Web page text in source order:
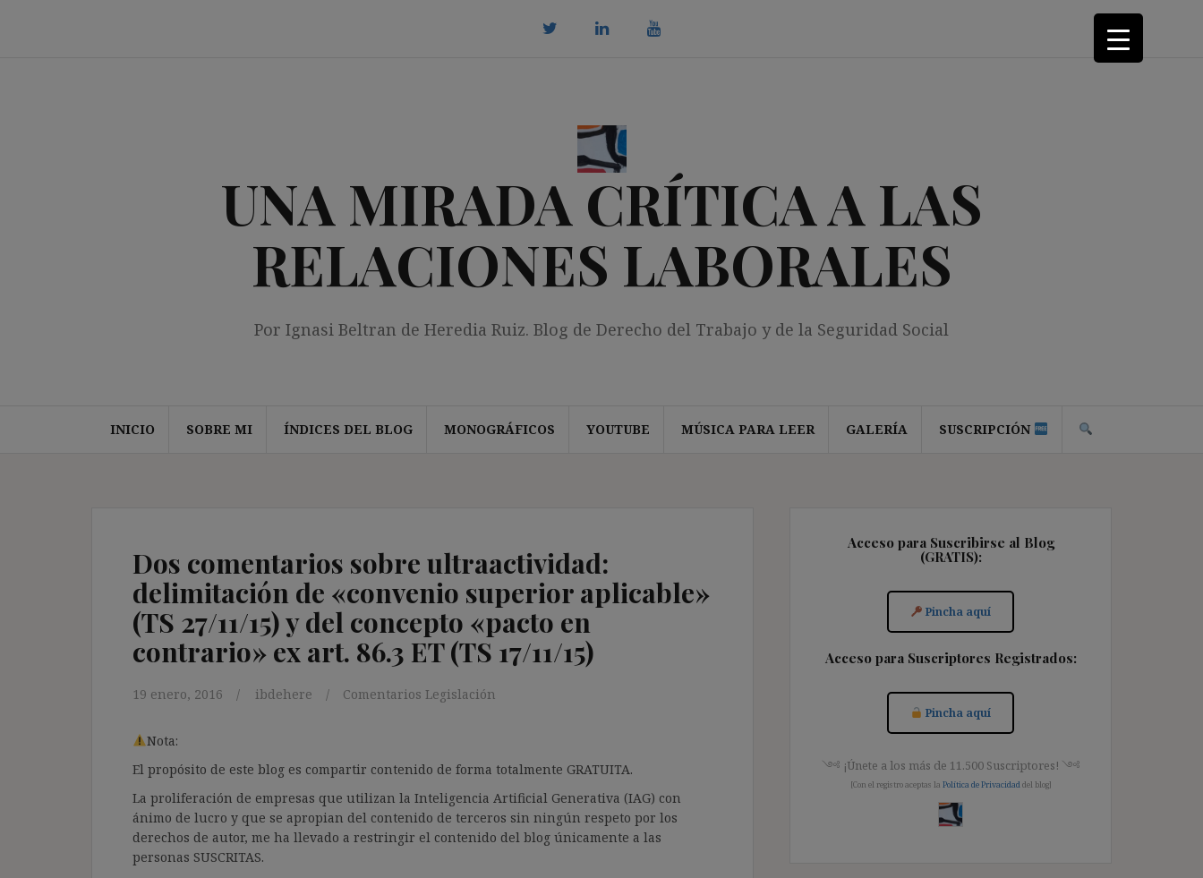
UNA MIRADA CRÍTICA A LAS
RELACIONES LABORALES
Por Ignasi Beltran de Heredia Ruiz. Blog de Derecho del Trabajo y de la Seguridad Social
INICIO SOBRE MI ÍNDICES DEL BLOG MONOGRÁFICOS YOUTUBE MÚSICA PARA LEER GALERÍA SUSCRIPCIÓN
Dos comentarios sobre ultraactividad:
delimitación de «convenio superior aplicable»
(TS 27/11/15) y del concepto «pacto en
contrario» ex art. 86.3 ET (TS 17/11/15)
19 enero, 2016 ibdehere Comentarios Legislación
Nota:
El propósito de este blog es compartir contenido de forma totalmente GRATUITA.
La proliferación de empresas que utilizan la Inteligencia Artificial Generativa (IAG) con
ánimo de lucro y que se apropian del contenido de terceros sin ningún respeto por los
derechos de autor, me ha llevado a restringir el contenido del blog únicamente a las
personas SUSCRITAS.
Acceso para Suscribirse al Blog
(GRATIS):
Pincha aquí
Acceso para Suscriptores Registrados:
Pincha aquí
༺ ¡Únete a los más de 11.500 Suscriptores! ༺
[Con el registro aceptas la Política de Privacidad del blog]